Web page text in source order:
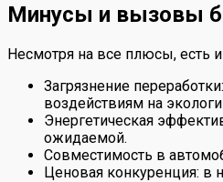
Минусы и вызовы
Несмотря на все плюсы, есть
Загрязнение
воздействиям на
Энергетическая
ожидаемой.
Совместимость в
Ценовая конкуренция: в